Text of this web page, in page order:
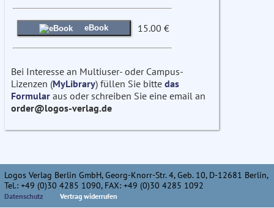
eBook 15.00 €
Bei Interesse an Multiuser- oder Campus-
Lizenzen (MyLibrary) füllen Sie bitte das
Formular aus oder schreiben Sie eine email an
order@logos-verlag.de
Logos Verlag Berlin GmbH, Georg-Knorr-Str. 4, Geb. 10, D-12681 Berlin,
Tel.: +49 (0)30 4285 1090, FAX: +49 (0)30 4285 1092
Datenschutz Vertrag widerrufen